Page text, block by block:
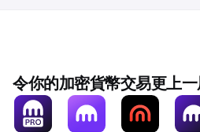
• 維持保證金：您必須維持的最
放。低於此水平可能會觸發抵
令你的加密貨幣交易更上一